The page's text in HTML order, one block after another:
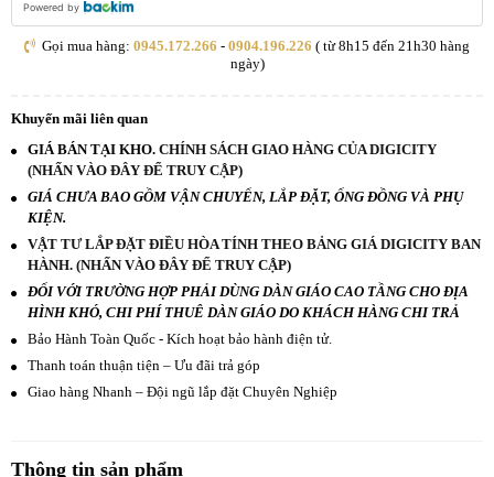
Powered by
Gọi mua hàng: 0945.172.266 - 0904.196.226 ( từ 8h15 đến 21h30 hàng
ngày)
Khuyến mãi liên quan
GIÁ BÁN TẠI KHO. CHÍNH SÁCH GIAO HÀNG CỦA DIGICITY
(NHẤN VÀO ĐÂY ĐỂ TRUY CẬP)
GIÁ CHƯA BAO GỒM VẬN CHUYỂN, LẮP ĐẶT, ỐNG ĐỒNG VÀ PHỤ
KIỆN.
VẬT TƯ LẮP ĐẶT ĐIỀU HÒA TÍNH THEO BẢNG GIÁ DIGICITY BAN
HÀNH. (NHẤN VÀO ĐÂY ĐỂ TRUY CẬP)
ĐỐI VỚI TRƯỜNG HỢP PHẢI DÙNG DÀN GIÁO CAO TẦNG CHO ĐỊA
HÌNH KHÓ, CHI PHÍ THUÊ DÀN GIÁO DO KHÁCH HÀNG CHI TRẢ
Bảo Hành Toàn Quốc - Kích hoạt bảo hành điện tử.
Thanh toán thuận tiện – Ưu đãi trả góp
Giao hàng Nhanh – Đội ngũ lắp đặt Chuyên Nghiệp
Thông tin sản phẩm